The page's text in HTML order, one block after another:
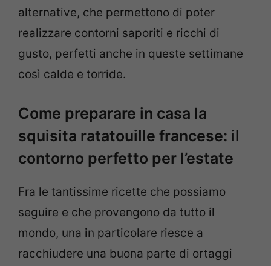
alternative, che permettono di poter
realizzare contorni saporiti e ricchi di
gusto, perfetti anche in queste settimane
così calde e torride.
Come preparare in casa la
squisita ratatouille francese: il
contorno perfetto per l’estate
Fra le tantissime ricette che possiamo
seguire e che provengono da tutto il
mondo, una in particolare riesce a
racchiudere una buona parte di ortaggi